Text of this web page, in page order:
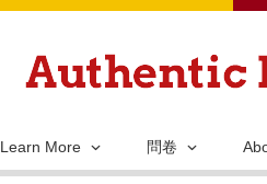
Learn More 問卷